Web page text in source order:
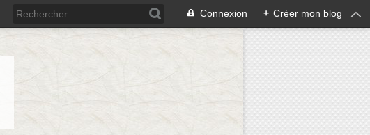
Connexion + Créer mon blog